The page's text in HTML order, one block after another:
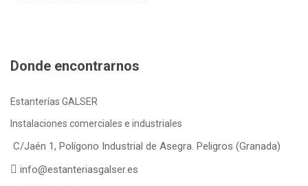
Donde encontrarnos
Estanterías GALSER
Instalaciones comerciales e industriales
C/Jaén 1, Polígono Industrial de Asegra. Peligros (Granada)
info@estanteriasgalser.es